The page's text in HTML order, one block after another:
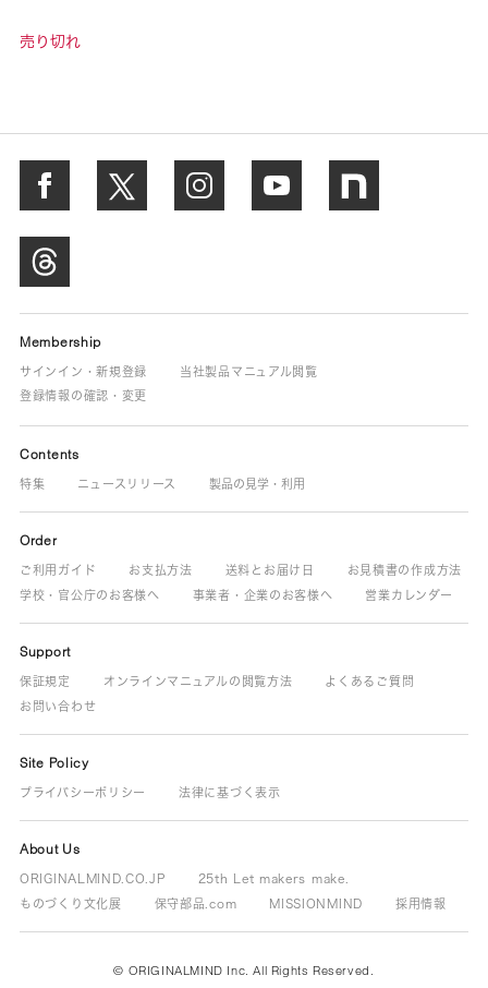
売り切れ
Membership
サインイン・新規登録
当社製品マニュアル閲覧
登録情報の確認・変更
Contents
特集 ニュースリリース 製品の見学・利用
Order
ご利用ガイド お支払方法 送料とお届け日
お見積書の作成方法
学校・官公庁のお客様へ
事業者・企業のお客様へ 営業カレンダー
Support
保証規定 オンラインマニュアルの閲覧方法
よくあるご質問
お問い合わせ
Site Policy
プライバシーポリシー 法律に基づく表示
About Us
ORIGINALMIND.CO.JP
25th Let makers make.
ものづくり文化展
保守部品.com MISSIONMIND 採用情報
© ORIGINALMIND Inc. All Rights Reserved.